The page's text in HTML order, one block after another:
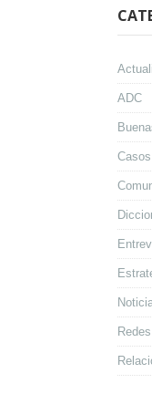
ADC